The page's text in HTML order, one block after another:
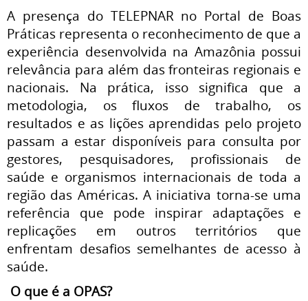
A presença do TELEPNAR no Portal de Boas
Práticas representa o reconhecimento de que a
experiência desenvolvida na Amazônia possui
relevância para além das fronteiras regionais e
nacionais. Na prática, isso significa que a
metodologia, os fluxos de trabalho, os
resultados e as lições aprendidas pelo projeto
passam a estar disponíveis para consulta por
gestores, pesquisadores, profissionais de
saúde e organismos internacionais de toda a
região das Américas. A iniciativa torna-se uma
referência que pode inspirar adaptações e
replicações em outros territórios que
enfrentam desafios semelhantes de acesso à
saúde.
O que é a OPAS?